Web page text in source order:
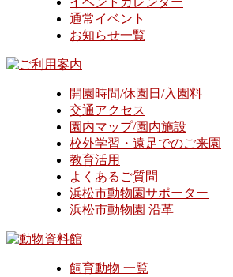
通常イベント
お知らせ一覧
開園時間/休園日/入園料
交通アクセス
園内マップ/園内施設
校外学習・遠足でのご来園
教育活用
よくあるご質問
浜松市動物園サポーター
浜松市動物園 沿革
飼育動物 一覧